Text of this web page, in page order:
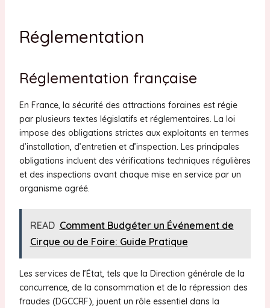
Réglementation
Réglementation française
En France, la sécurité des attractions foraines est régie
par plusieurs textes législatifs et réglementaires. La loi
impose des obligations strictes aux exploitants en termes
d’installation, d’entretien et d’inspection. Les principales
obligations incluent des vérifications techniques régulières
et des inspections avant chaque mise en service par un
organisme agréé.
READ Comment Budgéter un Événement de
Cirque ou de Foire: Guide Pratique
Les services de l’État, tels que la Direction générale de la
concurrence, de la consommation et de la répression des
fraudes (DGCCRF), jouent un rôle essentiel dans la